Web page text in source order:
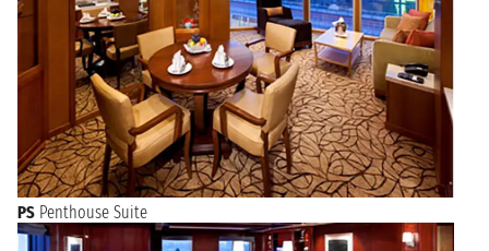
PS Penthouse Suite